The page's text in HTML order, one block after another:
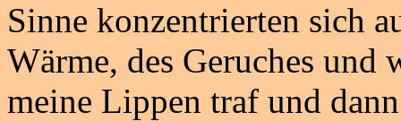
Sinne konzentrierten sich
Wärme, des Geruches und
meine Lippen traf und